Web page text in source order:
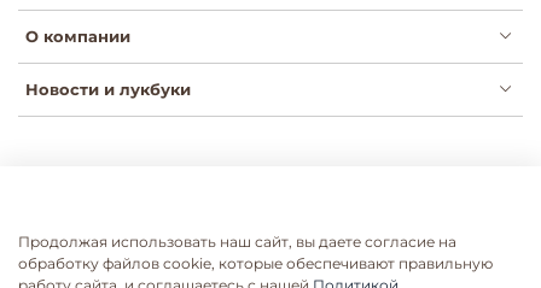
О компании
Новости и лукбуки
Согласие на рассылки
Согласие на обработку ПДН
Продолжая использовать наш сайт, вы даете согласие на
обработку файлов cookie, которые обеспечивают правильную